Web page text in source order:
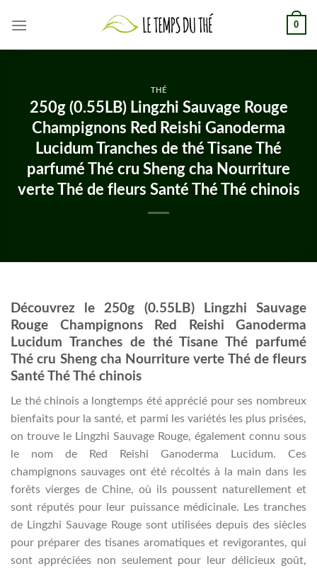
0
THÉ
250g (0.55LB) Lingzhi Sauvage Rouge
Champignons Red Reishi Ganoderma
Lucidum Tranches de thé Tisane Thé
parfumé Thé cru Sheng cha Nourriture
verte Thé de fleurs Santé Thé Thé chinois
Découvrez le 250g (0.55LB) Lingzhi Sauvage
Rouge Champignons Red Reishi Ganoderma
Lucidum Tranches de thé Tisane Thé parfumé
Thé cru Sheng cha Nourriture verte Thé de fleurs
Santé Thé Thé chinois
Le thé chinois a longtemps été apprécié pour ses nombreux
bienfaits pour la santé, et parmi les variétés les plus prisées,
on trouve le Lingzhi Sauvage Rouge, également connu sous
le nom de Red Reishi Ganoderma Lucidum. Ces
champignons sauvages ont été récoltés à la main dans les
forêts vierges de Chine, où ils poussent naturellement et
sont réputés pour leur puissance médicinale. Les tranches
de Lingzhi Sauvage Rouge sont utilisées depuis des siècles
pour préparer des tisanes aromatiques et revigorantes, qui
sont appréciées non seulement pour leur délicieux goût,